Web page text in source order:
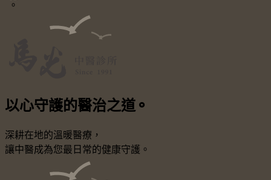
以心守護的醫治之道 ⚬
深耕在地的溫暖醫療，
讓中醫成為您最日常的健康守護。